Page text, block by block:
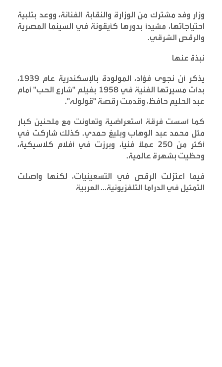
وزار وفد مشترك من الوزارة والنقابة الفنانة، ووعد بتلبية
احتياجاتها، مشيداً بدورها كأيقونة في السينما المصرية
والرقص الشرقي.
نبذة عنها
يذكر أن نجوى فؤاد، المولودة بالإسكندرية عام 1939،
بدأت مسيرتها الفنية في 1958 بفيلم "شارع الحب" أمام
عبد الحليم حافظ، وقدمت رقصة "قولوله".
كما أسست فرقة استعراضية وتعاونت مع ملحنين كبار
مثل محمد عبد الوهاب وبليغ حمدي. كذلك شاركت في
أكثر من 250 عملاً فنياً، وبرزت في أفلام كلاسيكية،
وحظيت بشهرة عالمية.
فيما اعتزلت الرقص في التسعينيات، لكنها واصلت
التمثيل في الدراما التلفزيونية... العربية